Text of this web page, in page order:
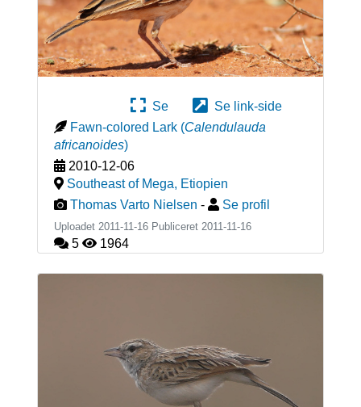
Se
Se link-side
Fawn-colored Lark (Calendulauda
africanoides)
2010-12-06
Southeast of Mega, Etiopien
Thomas Varto Nielsen - Se profil
Uploadet 2011-11-16 Publiceret 2011-11-16
5 1964